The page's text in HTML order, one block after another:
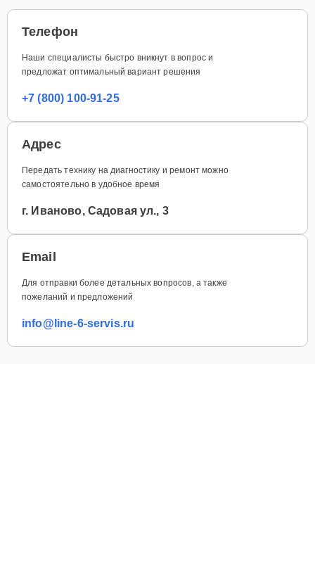
Телефон
Наши специалисты быстро вникнут в вопрос и
предложат оптимальный вариант решения
+7 (800) 100-91-25
Адрес
Передать технику на диагностику и ремонт можно
самостоятельно в удобное время
г. Иваново, Садовая ул., 3
Email
Для отправки более детальных вопросов, а также
пожеланий и предложений
info@line-6-servis.ru